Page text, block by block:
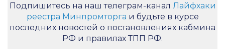
Подпишитесь на наш телеграм-канал Лайфхаки
реестра Минпромторга и будьте в курсе
последних новостей о постановлениях кабмина
РФ и правилах ТПП РФ.